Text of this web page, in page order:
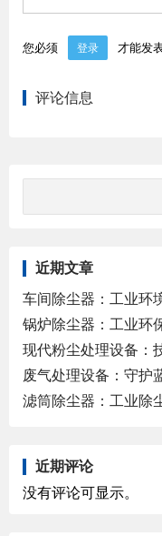
您必须 登录 才能发
评论信息
近期文章
车间除尘器：工业环
锅炉除尘器：工业环
现代粉尘处理设备：
废气处理设备：守护
滤筒除尘器：工业除
近期评论
没有评论可显示。